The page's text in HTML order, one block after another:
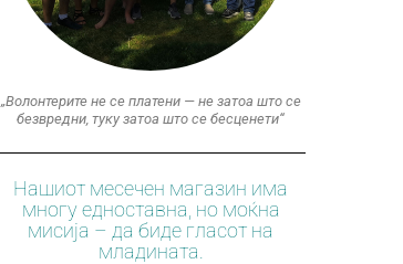
„Волонтерите не се платени — не затоа што се
безвредни, туку затоа што се бесценети“
Нашиот месечен магазин има
многу едноставна, но моќна
мисија – да биде гласот на
младината.